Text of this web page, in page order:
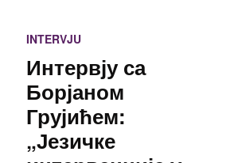
INTERVJU
Интервју са
Борјаном
Грујићем:
„Језичке